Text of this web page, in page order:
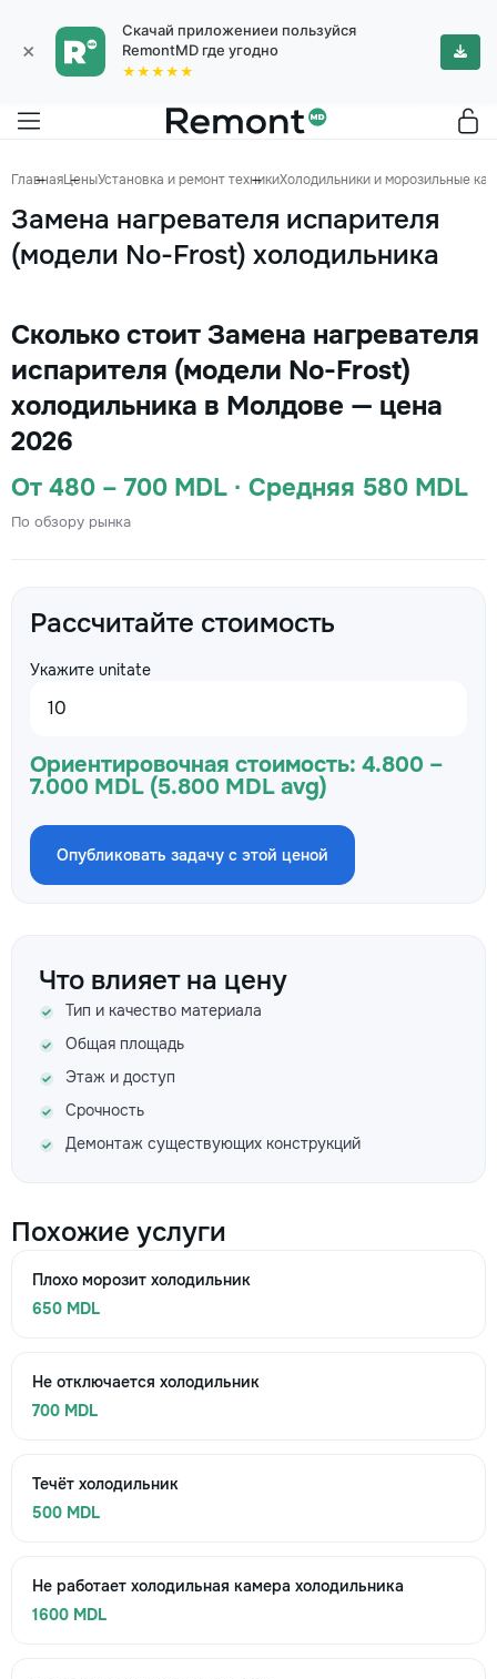
×
Скачай приложениеи пользуйся
RemontMD где угодно
★★★★★
ГлавнаяЦеныУстановка и ремонт техникиХолодильники и морозильные
Замена нагревателя испарителя
(модели No-Frost) холодильника
Сколько стоит Замена нагревателя
испарителя (модели No-Frost)
холодильника в Молдове — цена
2026
От 480 – 700 MDL · Средняя 580 MDL
По обзору рынка
Рассчитайте стоимость
Укажите unitate
Ориентировочная стоимость: 4.800 –
7.000 MDL (5.800 MDL avg)
Опубликовать задачу с этой ценой
Что влияет на цену
Тип и качество материала
Общая площадь
Этаж и доступ
Срочность
Демонтаж существующих конструкций
Похожие услуги
Плохо морозит холодильник
650 MDL
Не отключается холодильник
700 MDL
Течёт холодильник
500 MDL
Не работает холодильная камера холодильника
1600 MDL